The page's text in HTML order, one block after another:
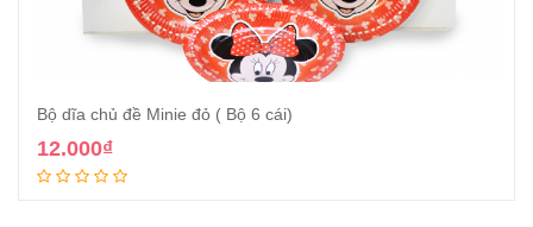
Bộ dĩa chủ đề Minie đỏ ( Bộ 6 cái)
12.000₫